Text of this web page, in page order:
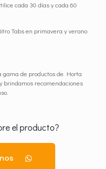
cada 30 días y cada 60
Tabs en primavera y verano
de productos de Horta
brindamos recomendaciones
el producto?